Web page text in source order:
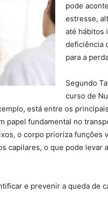
pode
estresse,
até hábitos
deficiência
para a
Segundo
curso de
está entre os
papel fundamental no
o corpo prioriza funções
capilares, o que pode levar
e prevenir a queda de